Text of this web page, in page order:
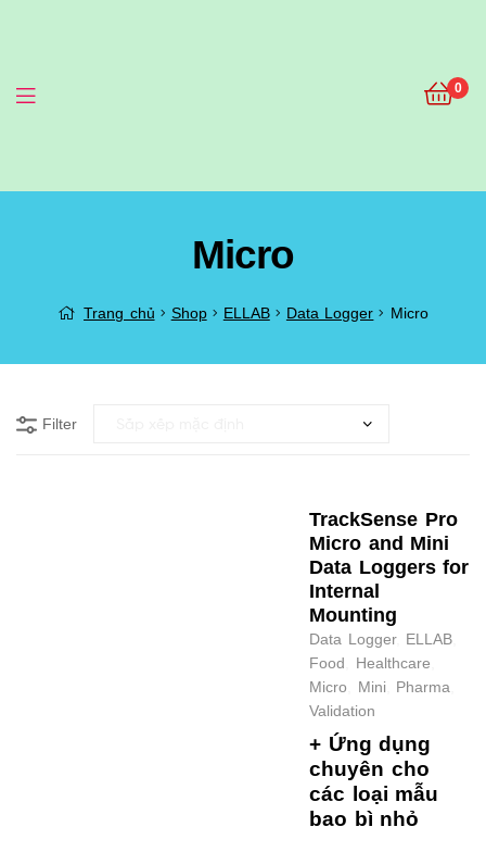
0
Menu
Micro
Trang chủ Shop ELLAB Data Logger Micro
Filter
TrackSense Pro
Micro and Mini
Data Loggers for
Internal
Mounting
Data Logger, ELLAB
Food
Healthcare
Micro
Mini Pharma
Validation
+ Ứng dụng
chuyên cho
các loại mẫu
bao bì nhỏ